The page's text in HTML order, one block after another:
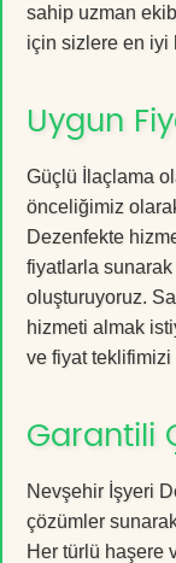
sahip uzman
için sizlere en iyi
Uygun
Güçlü İlaçlama
önceliğimiz
Dezenfekte
fiyatlarla
oluşturuyoruz.
hizmeti almak
ve fiyat teklifimizi
Garantili
Nevşehir İşyeri
çözümler
Her türlü haşere